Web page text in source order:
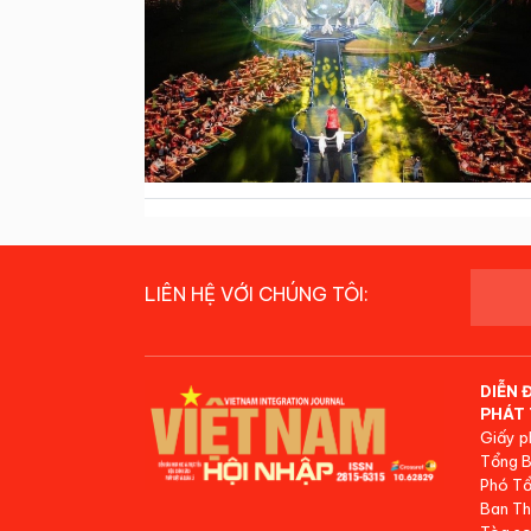
LIÊN HỆ VỚI CHÚNG TÔI:
DIỄN
PHÁT
Giấy
Tổng
Phó
Ban